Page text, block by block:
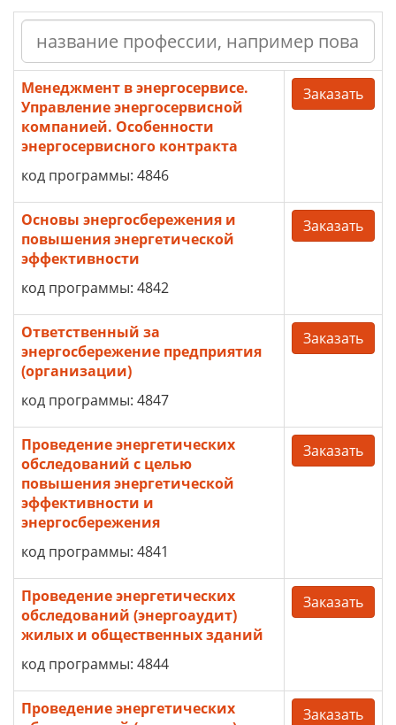
Менеджмент в энергосервисе.
Управление энергосервисной
компанией. Особенности
энергосервисного контракта
код программы: 4846
Заказать
Основы энергосбережения и
повышения энергетической
эффективности
код программы: 4842
Заказать
Ответственный за
энергосбережение предприятия
(организации)
код программы: 4847
Заказать
Проведение энергетических
обследований с целью
повышения энергетической
эффективности и
энергосбережения
код программы: 4841
Заказать
Проведение энергетических
обследований (энергоаудит)
жилых и общественных зданий
код программы: 4844
Заказать
Проведение энергетических
Заказать